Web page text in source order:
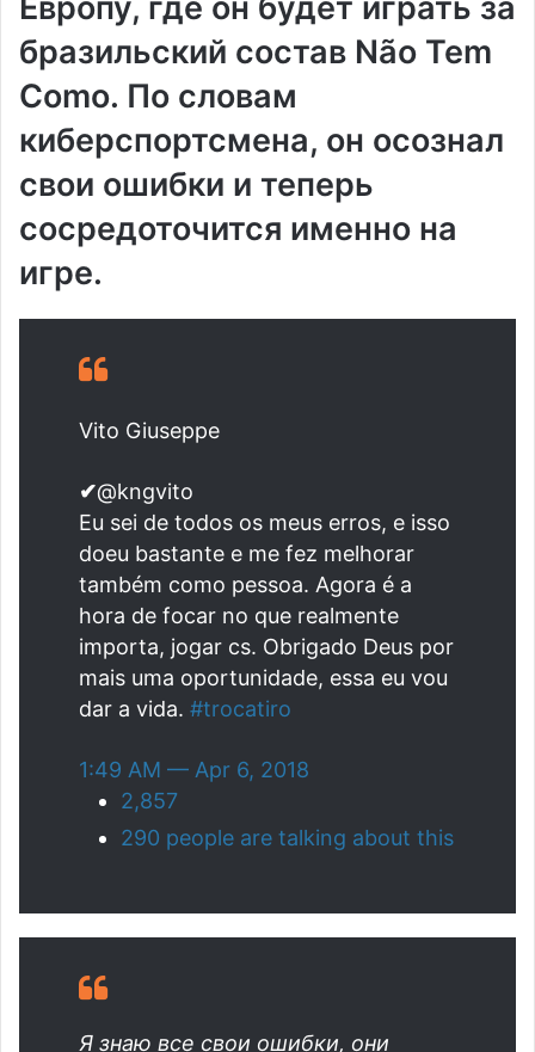
бразильский состав Não Tem
Como. По словам
киберспортсмена, он осознал
свои ошибки и теперь
сосредоточится именно на
игре.
Vito Giuseppe
✔@kngvito
Eu sei de todos os meus erros, e isso
doeu bastante e me fez melhorar
também como pessoa. Agora é a
hora de focar no que realmente
importa, jogar cs. Obrigado Deus por
mais uma oportunidade, essa eu vou
dar a vida. #trocatiro
1:49 AM — Apr 6, 2018
2,857
290 people are talking about this
Я знаю все свои ошибки, они